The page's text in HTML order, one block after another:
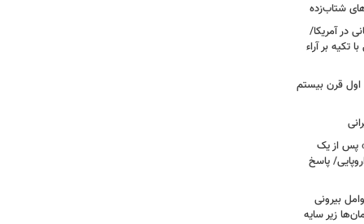
شتاب‌زده
در آمریکا/
تکیه بر آراء
قرن بیستم
پس از یک
پاسخ
بیرونی
زیر سایه